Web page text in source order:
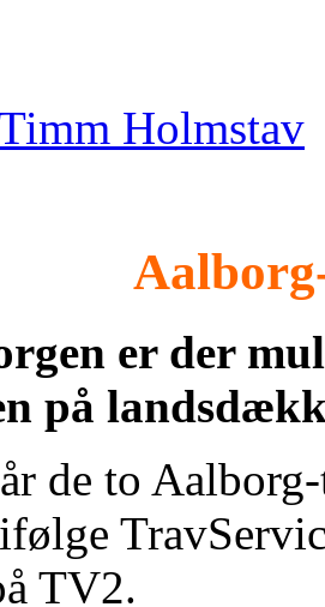
Holmstav
er der
på
de to
TV2.